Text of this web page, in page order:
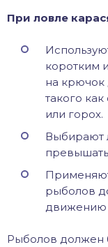
При ловле
коротким
на крючок
такого
или горох.
Выбирают
рыболов
движению
Рыболов должен